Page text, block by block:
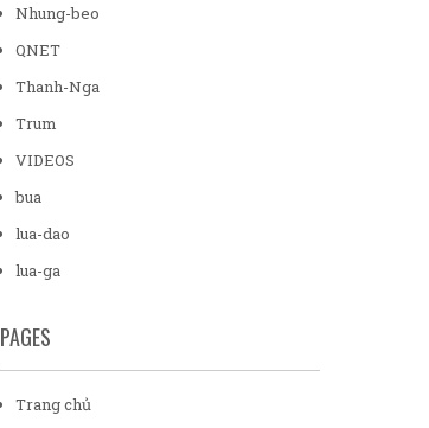
Nhung-beo
QNET
Thanh-Nga
Trum
VIDEOS
bua
lua-dao
lua-ga
PAGES
Trang chủ